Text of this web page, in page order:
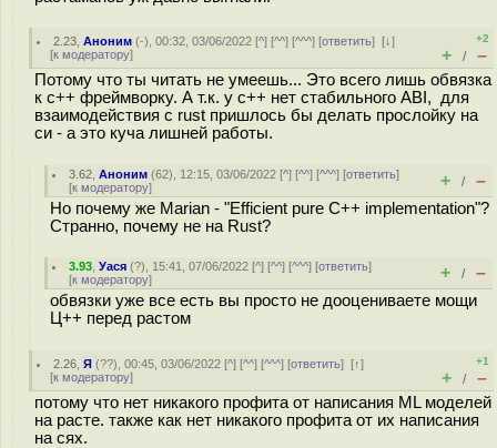
2.23 ,Аноним (-), 00:32, 03/06/2022 [^] [^^] [^^^] [ответить][↓]
[к модератору]
+2
+ / –
Потому что ты читать не умеешь... Это всего лишь обвязка
к c++ фреймворку. А т.к. у с++ нет стабильного ABI, для
взаимодействия с rust пришлось бы делать прослойку на
си - а это куча лишней работы.
3.62 ,Аноним (62), 12:15, 03/06/2022 [^] [^^] [^^^] [ответить]
[к модератору] + / –
Но почему же Marian - "Efficient pure C++ implementation"?
Странно, почему не на Rust?
3.93 ,Уася (?), 15:41, 07/06/2022 [^] [^^] [^^^] [ответить]
[к модератору] + / –
обвязки уже все есть вы просто не дооцениваете мощи
Ц++ перед растом
2.26 ,Я (??), 00:45, 03/06/2022 [^] [^^] [^^^] [ответить][↑]
[к модератору]
+1
+ / –
потому что нет никакого профита от написания ML моделей
на расте. также как нет никакого профита от их написания
на сях.